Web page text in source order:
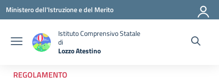
Vai ai contenuti
Vai al menu di navigazione
Vai al footer
Ministero dell'Istruzione e del Merito
Istituto Comprensivo Statale
di
Lozzo Atestino
REGOLAMENTO